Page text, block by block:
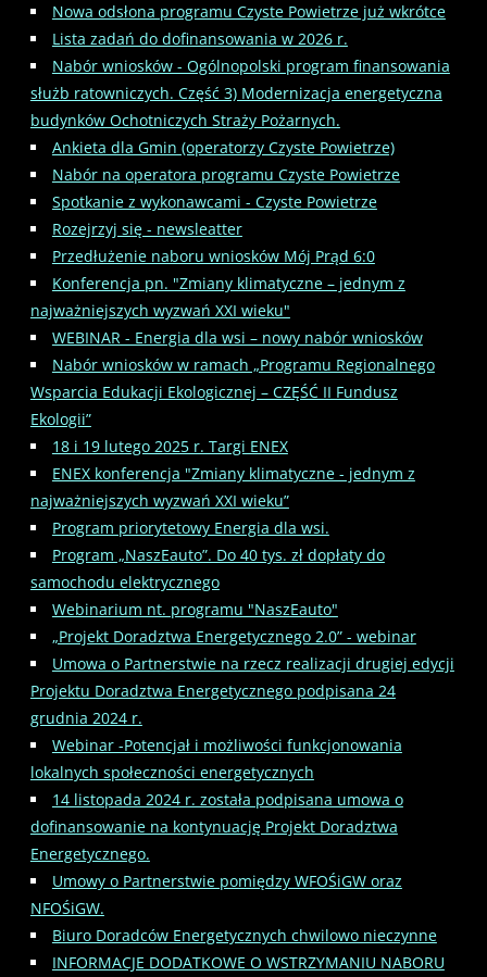
Nowa odsłona programu Czyste Powietrze już wkrótce
Lista zadań do dofinansowania w 2026 r.
Nabór wniosków - Ogólnopolski program finansowania
służb ratowniczych. Część 3) Modernizacja energetyczna
budynków Ochotniczych Straży Pożarnych.
Ankieta dla Gmin (operatorzy Czyste Powietrze)
Nabór na operatora programu Czyste Powietrze
Spotkanie z wykonawcami - Czyste Powietrze
Rozejrzyj się - newsleatter
Przedłużenie naboru wniosków Mój Prąd 6:0
Konferencja pn. "Zmiany klimatyczne – jednym z
najważniejszych wyzwań XXI wieku"
WEBINAR - Energia dla wsi – nowy nabór wniosków
Nabór wniosków w ramach „Programu Regionalnego
Wsparcia Edukacji Ekologicznej – CZĘŚĆ II Fundusz
Ekologii”
18 i 19 lutego 2025 r. Targi ENEX
ENEX konferencja "Zmiany klimatyczne - jednym z
najważniejszych wyzwań XXI wieku”
Program priorytetowy Energia dla wsi.
Program „NaszEauto”. Do 40 tys. zł dopłaty do
samochodu elektrycznego
Webinarium nt. programu "NaszEauto"
„Projekt Doradztwa Energetycznego 2.0” - webinar
Umowa o Partnerstwie na rzecz realizacji drugiej edycji
Projektu Doradztwa Energetycznego podpisana 24
grudnia 2024 r.
Webinar -Potencjał i możliwości funkcjonowania
lokalnych społeczności energetycznych
14 listopada 2024 r. została podpisana umowa o
dofinansowanie na kontynuację Projekt Doradztwa
Energetycznego.
Umowy o Partnerstwie pomiędzy WFOŚiGW oraz
NFOŚiGW.
Biuro Doradców Energetycznych chwilowo nieczynne
INFORMACJE DODATKOWE O WSTRZYMANIU NABORU